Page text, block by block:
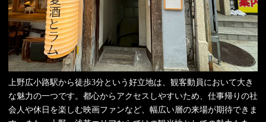
上野広小路駅から徒歩3分という好立地は、観客動員において大き
な魅力の一つです。都心からアクセスしやすいため、仕事帰りの社
会人や休日を楽しむ映画ファンなど、幅広い層の来場が期待できま